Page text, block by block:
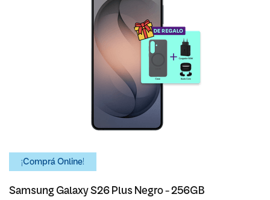
¡Comprá Online!
Samsung Galaxy S26 Plus Negro - 256GB